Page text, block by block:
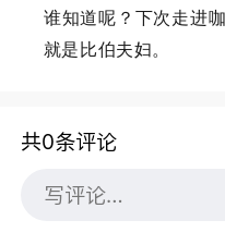
谁知道呢？下次走进
就是比伯夫妇。
共0条评论